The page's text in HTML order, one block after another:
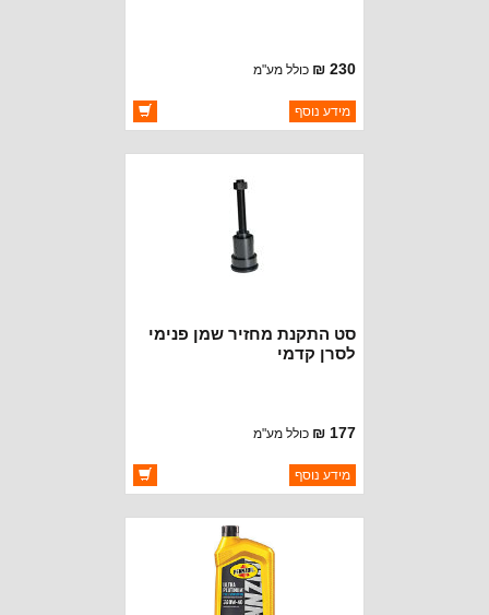
230 ₪ כולל מע"מ
ברקוד: BJ8013
יצרן:OAKMAN OFFROAD
מידע נוסף
סט התקנת מחזיר שמן פנימי
לסרן קדמי
177 ₪ כולל מע"מ
ברקוד: BJ8008
יצרן:OAKMAN OFFROAD
מידע נוסף